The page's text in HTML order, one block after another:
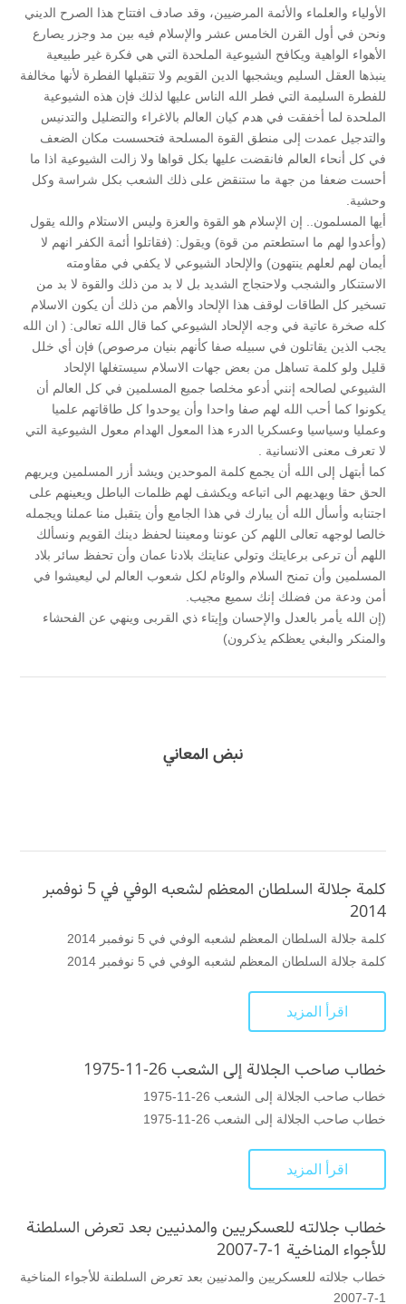
الأولياء والعلماء والأئمة المرضيين، وقد صادف افتتاح هذا الصرح الديني
ونحن في أول القرن الخامس عشر والإسلام فيه بين مد وجزر يصارع
الأهواء الواهية ويكافح الشيوعية الملحدة التي هي فكرة غير طبيعية
ينبذها العقل السليم ويشجبها الدين القويم ولا تتقبلها الفطرة لأنها مخالفة
للفطرة السليمة التي فطر الله الناس عليها لذلك فإن هذه الشيوعية
الملحدة لما أخفقت في هدم كيان العالم بالاغراء والتضليل والتدنيس
والتدجيل عمدت إلى منطق القوة المسلحة فتحسست مكان الضعف
في كل أنحاء العالم فانقضت عليها بكل قواها ولا زالت الشيوعية اذا ما
أحست ضعفا من جهة ما ستنقض على ذلك الشعب بكل شراسة وكل
وحشية.
أيها المسلمون.. إن الإسلام هو القوة والعزة وليس الاستلام والله يقول
(وأعدوا لهم ما استطعتم من قوة) ويقول: (فقاتلوا أئمة الكفر انهم لا
أيمان لهم لعلهم ينتهون) والإلحاد الشيوعي لا يكفي في مقاومته
الاستنكار والشجب ولاحتجاج الشديد بل لا بد من ذلك والقوة لا بد من
تسخير كل الطاقات لوقف هذا الإلحاد والأهم من ذلك أن يكون الاسلام
كله صخرة عاتية في وجه الإلحاد الشيوعي كما قال الله تعالى: ( ان الله
يجب الذين يقاتلون في سبيله صفا كأنهم بنيان مرصوص) فإن أي خلل
قليل ولو كلمة تساهل من بعض جهات الاسلام سيستغلها الإلحاد
الشيوعي لصالحه إنني أدعو مخلصا جميع المسلمين في كل العالم أن
يكونوا كما أحب الله لهم صفا واحدا وأن يوحدوا كل طاقاتهم علميا
وعمليا وسياسيا وعسكريا الدرء هذا المعول الهدام معول الشيوعية التي
لا تعرف معنى الانسانية .
كما أبتهل إلى الله أن يجمع كلمة الموحدين ويشد أزر المسلمين ويريهم
الحق حقا ويهديهم الى اتباعه ويكشف لهم ظلمات الباطل ويعينهم على
اجتنابه وأسأل الله أن يبارك في هذا الجامع وأن يتقبل منا عملنا ويجمله
خالصا لوجهه تعالى اللهم كن عوننا ومعيننا لحفظ دينك القويم ونسألك
اللهم أن ترعى برعايتك وتولي عنايتك بلادنا عمان وأن تحفظ سائر بلاد
المسلمين وأن تمنح السلام والوئام لكل شعوب العالم لي ليعيشوا في
أمن ودعة من فضلك إنك سميع مجيب.
(إن الله يأمر بالعدل والإحسان وإيتاء ذي القربى وينهي عن الفحشاء
والمنكر والبغي يعظكم يذكرون)
نبض المعاني
كلمة جلالة السلطان المعظم لشعبه الوفي في 5 نوفمبر
2014
كلمة جلالة السلطان المعظم لشعبه الوفي في 5 نوفمبر 2014
كلمة جلالة السلطان المعظم لشعبه الوفي في 5 نوفمبر 2014
اقرأ المزيد
خطاب صاحب الجلالة إلى الشعب 26-11-1975
خطاب صاحب الجلالة إلى الشعب 26-11-1975
خطاب صاحب الجلالة إلى الشعب 26-11-1975
اقرأ المزيد
خطاب جلالته للعسكريين والمدنيين بعد تعرض السلطنة
للأجواء المناخية 1-7-2007
خطاب جلالته للعسكريين والمدنيين بعد تعرض السلطنة للأجواء المناخية
1-7-2007